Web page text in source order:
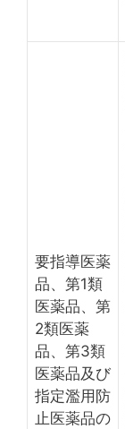
要指導医薬
品、第1類
医薬品、第
2類医薬
品、第3類
医薬品及び
指定濫用防
止医薬品の